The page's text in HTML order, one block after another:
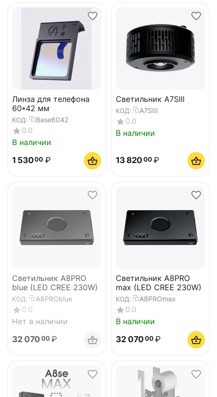
Линза для телефона
60*42 мм
КОД: Base6042
0.0
В наличии
1 53000 ₽
Светильник A7SIII
КОД: A7SIII
0.0
В наличии
13 820 00 ₽
Светильник A8PRO
blue (LED CREE 230W)
КОД: A8PROblue
0.0
Нет в наличии
32 070 00 ₽
Светильник A8PRO
max (LED CREE 230W)
КОД: A8PROmax
0.0
В наличии
32 070 00 ₽